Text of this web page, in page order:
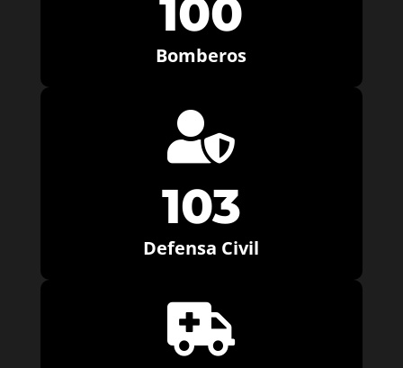
100
Bomberos

103
Defensa Civil
